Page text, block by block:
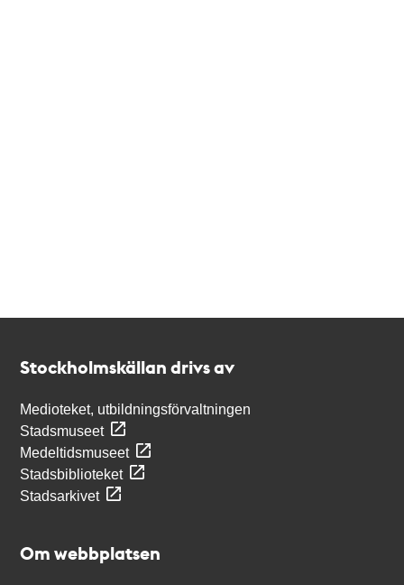
Stockholmskällan drivs av
Medioteket, utbildningsförvaltningen
Stadsmuseet
Medeltidsmuseet
Stadsbiblioteket
Stadsarkivet
Om webbplatsen